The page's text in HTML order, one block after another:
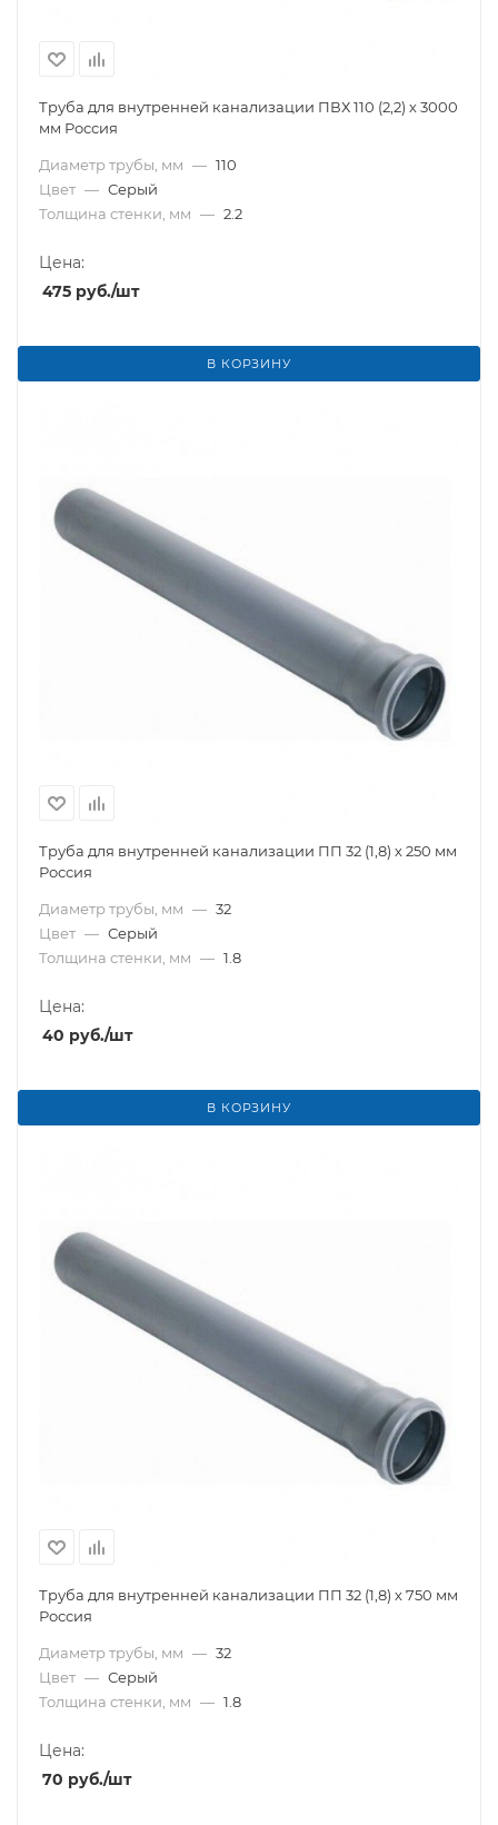
Труба для внутренней канализации ПВХ 110 (2,2) х 3000
мм Россия
Диаметр трубы, мм — 110
Цвет — Серый
Толщина стенки, мм — 2.2
Цена:
475 руб./шт
В КОРЗИНУ
Труба для внутренней канализации ПП 32 (1,8) х 250 мм
Россия
Диаметр трубы, мм — 32
Цвет — Серый
Толщина стенки, мм — 1.8
Цена:
40 руб./шт
В КОРЗИНУ
Труба для внутренней канализации ПП 32 (1,8) х 750 мм
Россия
Диаметр трубы, мм — 32
Цвет — Серый
Толщина стенки, мм — 1.8
Цена:
70 руб./шт